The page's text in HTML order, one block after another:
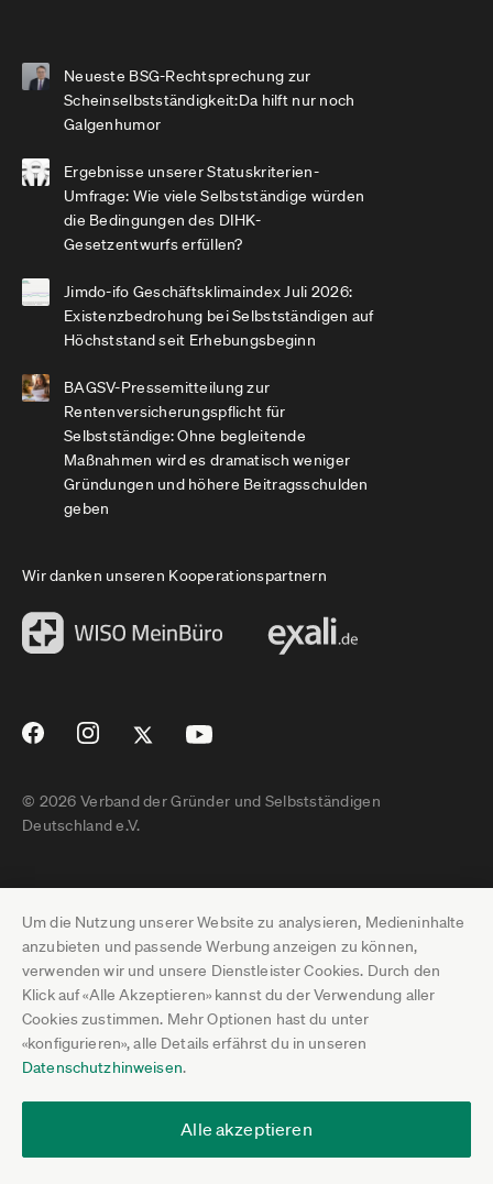
Um die Nutzung unserer Website zu analysieren, Medieninhalte
anzubieten und passende Werbung anzeigen zu können,
verwenden wir und unsere Dienstleister Cookies. Durch den
Klick auf «Alle Akzeptieren» kannst du der Verwendung aller
Cookies zustimmen. Mehr Optionen hast du unter
«konfigurieren», alle Details erfährst du in unseren
Datenschutzhinweisen.
Alle akzeptieren
Neueste BSG-Rechtsprechung zur
Scheinselbstständigkeit:Da hilft nur noch
Galgenhumor
Ergebnisse unserer Statuskriterien-
Umfrage: Wie viele Selbstständige würden
die Bedingungen des DIHK-
Gesetzentwurfs erfüllen?
Jimdo-ifo Geschäftsklimaindex Juli 2026:
Existenzbedrohung bei Selbstständigen auf
Höchststand seit Erhebungsbeginn
BAGSV-Pressemitteilung zur
Rentenversicherungspflicht für
Selbstständige: Ohne begleitende
Maßnahmen wird es dramatisch weniger
Gründungen und höhere Beitragsschulden
geben
Wir danken unseren Kooperationspartnern
© 2026 Verband der Gründer und Selbstständigen
Deutschland e.V.
Impressum
Datenschutz
Pressebereich
Jobs